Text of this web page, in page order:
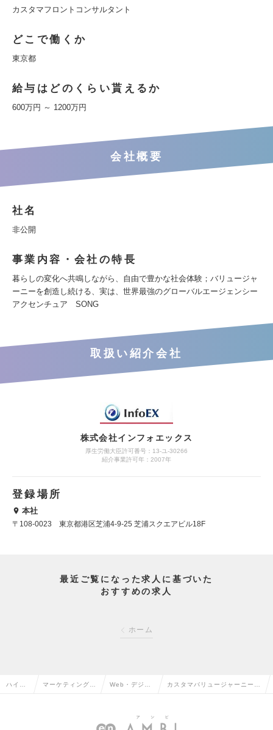
カスタマフロントコンサルタント
どこで働くか
東京都
給与はどのくらい貰えるか
600万円 ～ 1200万円
会社概要
社名
非公開
事業内容・会社の特長
暮らしの変化へ共鳴しながら、自由で豊かな社会体験；バリュージャ
ーニーを創造し続ける、実は、世界最強のグローバルエージェンシー
アクセンチュア SONG
取扱い紹介会社
株式会社インフォエックス
厚生労働大臣許可番号：13-ユ-30266
紹介事業許可年：2007年
登録場所
本社
〒108-0023 東京都港区芝浦4-9-25 芝浦スクエアビル18F
最近ご覧になった求人に基づいた
おすすめの求人
ホーム
ハイク マーケティング・ Web・デジタ
ングの転職
カスタマバリュージャーニーの
ルタントの求人情報